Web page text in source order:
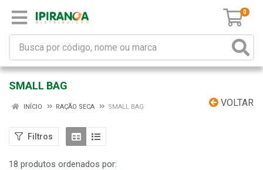
0
SMALL BAG
VOLTAR
INÍCIO RAÇÃO SECA SMALL BAG
Filtros
18 produtos ordenados por: